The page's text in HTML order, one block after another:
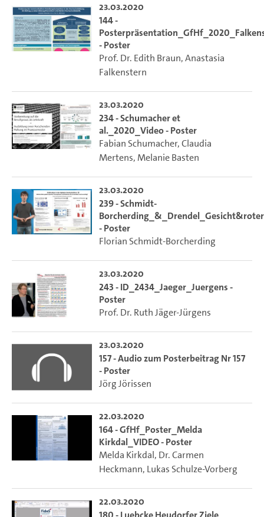
23.03.2020
144 -
- Poster
Prof. Dr. Edith Braun,Anastasia
Falkenstern
23.03.2020
234 - Schumacher et
al._2020_Video - Poster
Fabian Schumacher,Claudia
Mertens,Melanie Basten
23.03.2020
239 - Schmidt-
- Poster
Florian Schmidt‐Borcherding
23.03.2020
243 - ID_2434_Jaeger_Juergens -
Poster
Prof. Dr. Ruth Jäger-Jürgens
23.03.2020
157 - Audio zum Posterbeitrag Nr 157
- Poster
Jörg Jörissen
22.03.2020
164 - GfHf_Poster_Melda
Kirkdal_VIDEO - Poster
Melda Kirkdal, Dr. Carmen
Heckmann, Lukas Schulze-Vorberg
22.03.2020